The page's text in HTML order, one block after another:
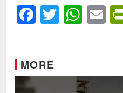
Facebook
Twitter
MORE